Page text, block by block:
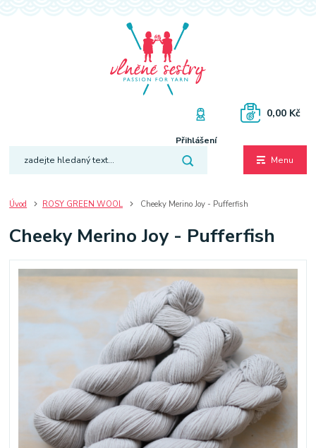
Menu
Přihlášení
0,00 Kč
Úvod ROSY GREEN WOOL Cheeky Merino Joy - Pufferfish
Cheeky Merino Joy - Pufferfish